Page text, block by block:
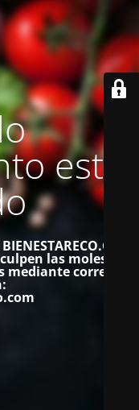
está
las molestias.
correo